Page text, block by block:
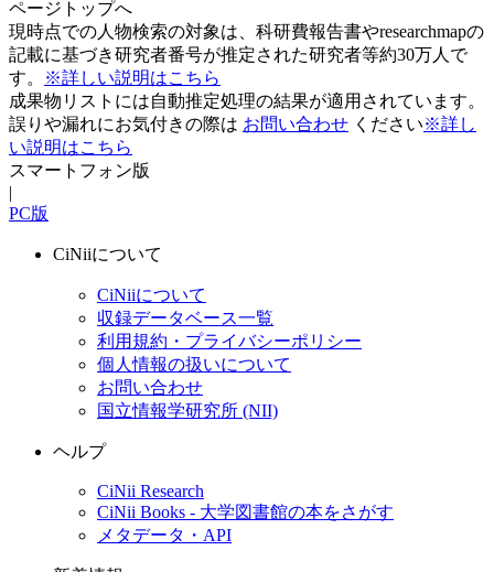
ページトップへ
現時点での人物検索の対象は、科研費報告書やresearchmapの
記載に基づき研究者番号が推定された研究者等約30万人で
す。
※詳しい説明はこちら
成果物リストには自動推定処理の結果が適用されています。
誤りや漏れにお気付きの際は お問い合わせ ください※詳し
い説明はこちら
スマートフォン版
|
PC版
CiNiiについて
CiNiiについて
収録データベース一覧
利用規約・プライバシーポリシー
個人情報の扱いについて
お問い合わせ
国立情報学研究所 (NII)
ヘルプ
CiNii Research
CiNii Books - 大学図書館の本をさがす
メタデータ・API